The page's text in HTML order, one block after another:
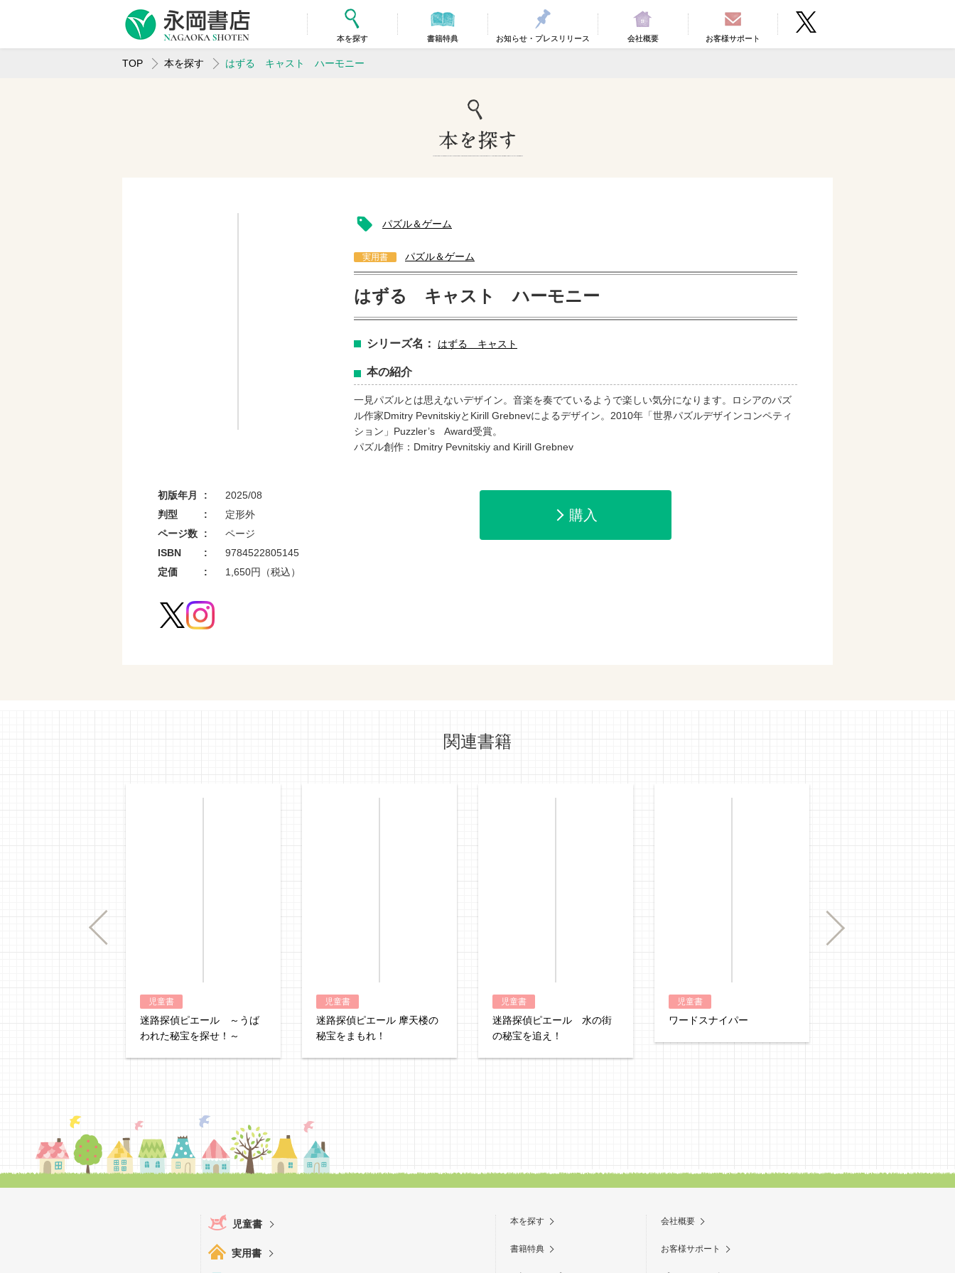
本を探す 書籍特典 お知らせ・プレスリリース 会社概要 お客様サポート
TOP 本を探す はずる キャスト ハーモニー
初版年月
2025/08
判型
定形外
ページ数
ページ
ISBN
9784522805145
定価
1,650円（税込）
パズル＆ゲーム
実用書 パズル＆ゲーム
はずる キャスト ハーモニー
シリーズ名： はずる キャスト
本の紹介
一見パズルとは思えないデザイン。音楽を奏でているようで楽しい気分になります。ロシアのパズ
ル作家Dmitry PevnitskiyとKirill Grebnevによるデザイン。2010年「世界パズルデザインコンペティ
ション」Puzzler’s Award受賞。
パズル創作：Dmitry Pevnitskiy and Kirill Grebnev
購入
関連書籍
Previous
児童書
迷路探偵ピエール ～うば
われた秘宝を探せ！～
児童書
迷路探偵ピエール 摩天楼の
秘宝をまもれ！
児童書
迷路探偵ピエール 水の街
の秘宝を追え！
児童書
ワードスナイパー
Next
児童書
実用書
本を探す
書籍特典
会社概要
お客様サポート